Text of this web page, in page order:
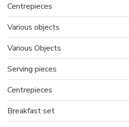
Centrepieces
Various objects
Various Objects
Serving pieces
Centrepieces
Breakfast set